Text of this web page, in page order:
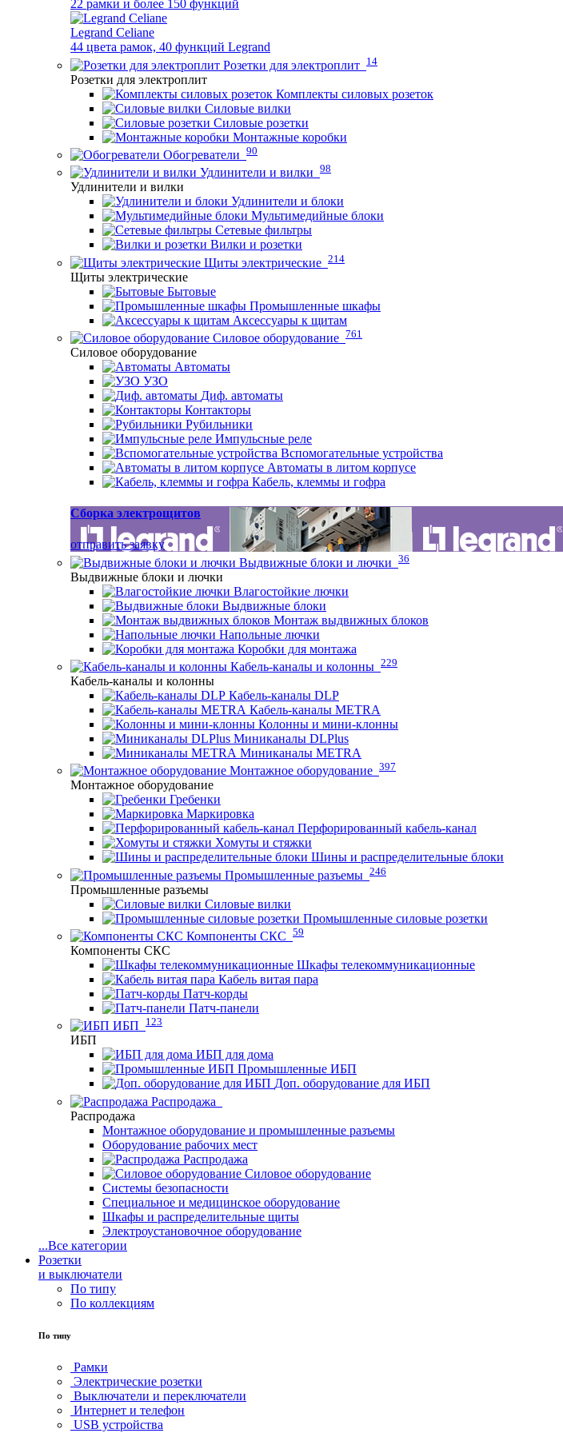
22 рамки и более 150 функций
Legrand Celiane
44 цвета рамок, 40 функций Legrand
Розетки для электроплит 14
Розетки для электроплит
Комплекты силовых розеток
Силовые вилки
Силовые розетки
Монтажные коробки
Обогреватели 90
Удлинители и вилки 98
Удлинители и вилки
Удлинители и блоки
Мультимедийные блоки
Сетевые фильтры
Вилки и розетки
Щиты электрические 214
Щиты электрические
Бытовые
Промышленные шкафы
Аксессуары к щитам
Силовое оборудование 761
Силовое оборудование
Автоматы
УЗО
Диф. автоматы
Контакторы
Рубильники
Импульсные реле
Вспомогательные устройства
Автоматы в литом корпусе
Кабель, клеммы и гофра
Сборка электрощитов
отправить заявку
Выдвижные блоки и лючки 36
Выдвижные блоки и лючки
Влагостойкие лючки
Выдвижные блоки
Монтаж выдвижных блоков
Напольные лючки
Коробки для монтажа
Кабель-каналы и колонны 229
Кабель-каналы и колонны
Кабель-каналы DLP
Кабель-каналы METRA
Колонны и мини-клонны
Миниканалы DLPlus
Миниканалы METRA
Монтажное оборудование 397
Монтажное оборудование
Гребенки
Маркировка
Перфорированный кабель-канал
Хомуты и стяжки
Шины и распределительные блоки
Промышленные разъемы 246
Промышленные разъемы
Силовые вилки
Промышленные силовые розетки
Компоненты СКС 59
Компоненты СКС
Шкафы телекоммуникационные
Кабель витая пара
Патч-корды
Патч-панели
ИБП
123
ИБП
ИБП для дома
Промышленные ИБП
Доп. оборудование для ИБП
Распродажа
Распродажа
Монтажное оборудование и промышленные разъемы
Оборудование рабочих мест
Распродажа
Силовое оборудование
Системы безопасности
Специальное и медицинское оборудование
Шкафы и распределительные щиты
Электроустановочное оборудование
...Все категории
Розетки
и выключатели
По типу
По коллекциям
По типу
Рамки
Электрические розетки
Выключатели и переключатели
Интернет и телефон
USB устройства